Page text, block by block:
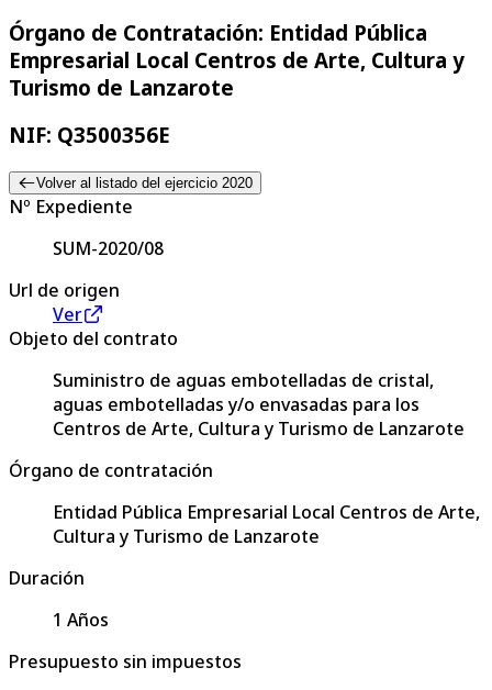
Órgano de Contratación: Entidad Pública
Empresarial Local Centros de Arte, Cultura y
Turismo de Lanzarote
NIF: Q3500356E
Volver al listado del ejercicio 2020
Nº Expediente
SUM-2020/08
Url de origen
Ver
Objeto del contrato
Suministro de aguas embotelladas de cristal,
aguas embotelladas y/o envasadas para los
Centros de Arte, Cultura y Turismo de Lanzarote
Órgano de contratación
Entidad Pública Empresarial Local Centros de Arte,
Cultura y Turismo de Lanzarote
Duración
1 Años
Presupuesto sin impuestos